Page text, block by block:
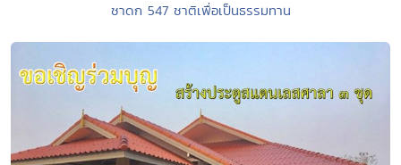
ชาดก 547 ชาติเพื่อเป็นธรรมทาน